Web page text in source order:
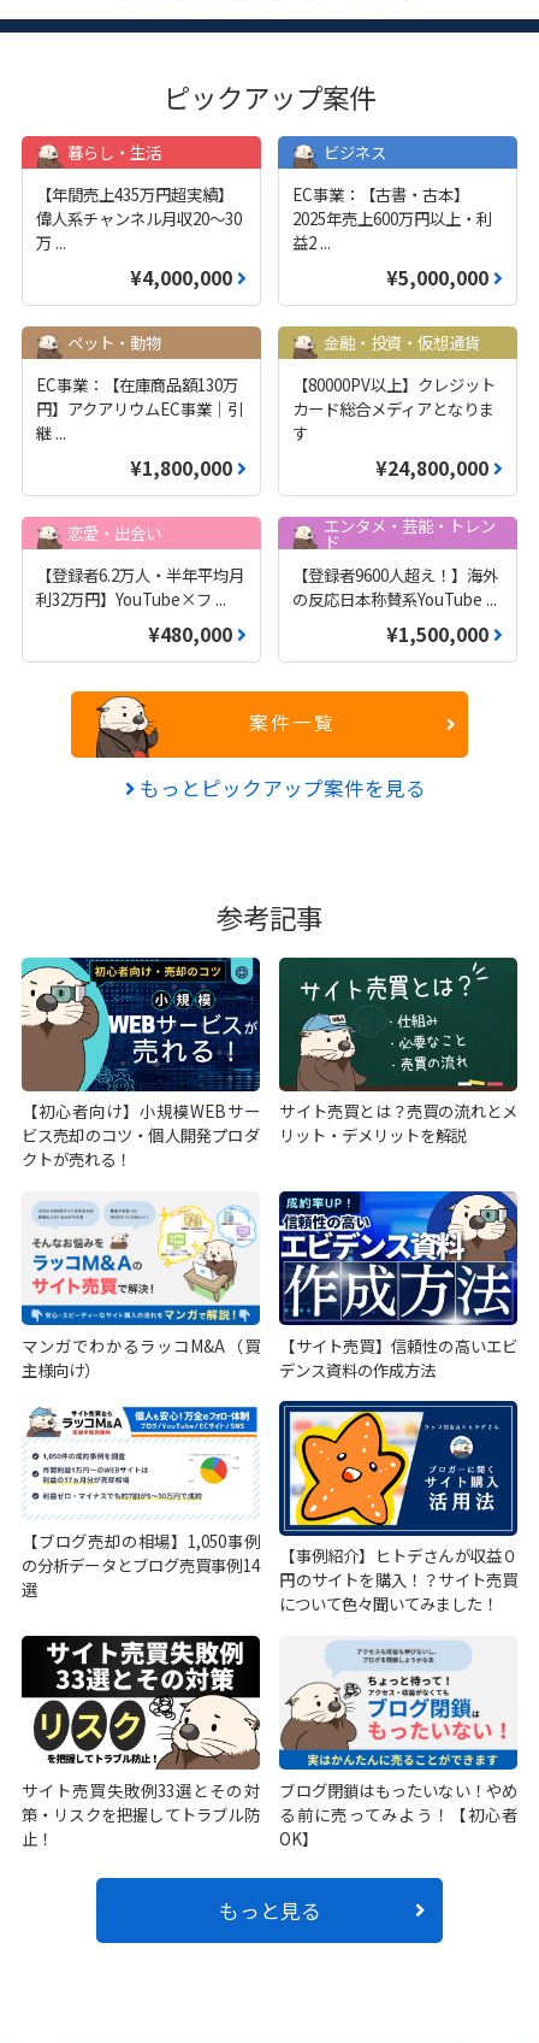
ピックアップ案件
暮らし・生活
【年間売上435万円超実績】
偉人系チャンネル月収20～30
万 ...
¥4,000,000
ビジネス
EC事業：【古書・古本】
2025年売上600万円以上・利
益2 ...
¥5,000,000
ペット・動物
EC事業：【在庫商品額130万
円】アクアリウムEC事業｜引
継 ...
¥1,800,000
金融・投資・仮想通貨
【80000PV以上】クレジット
カード総合メディアとなりま
す
¥24,800,000
恋愛・出会い
【登録者6.2万人・半年平均月
利32万円】YouTube×フ ...
¥480,000
エンタメ・芸能・トレン
ド
【登録者9600人超え！】海外
の反応日本称賛系YouTube ...
¥1,500,000
案件一覧
もっとピックアップ案件を見る
参考記事
【初心者向け】小規模WEBサー
ビス売却のコツ・個人開発プロダ
クトが売れる！
サイト売買とは？売買の流れとメ
リット・デメリットを解説
マンガでわかるラッコM&A（買
主様向け）
【サイト売買】信頼性の高いエビ
デンス資料の作成方法
【ブログ売却の相場】1,050事例
の分析データとブログ売買事例14
選
【事例紹介】ヒトデさんが収益０
円のサイトを購入！？サイト売買
について色々聞いてみました！
サイト売買失敗例33選とその対
策・リスクを把握してトラブル防
止！
ブログ閉鎖はもったいない！やめ
る前に売ってみよう！【初心者
OK】
もっと見る